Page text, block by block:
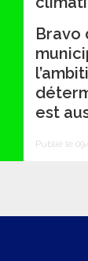
Bravo
est
Publié le